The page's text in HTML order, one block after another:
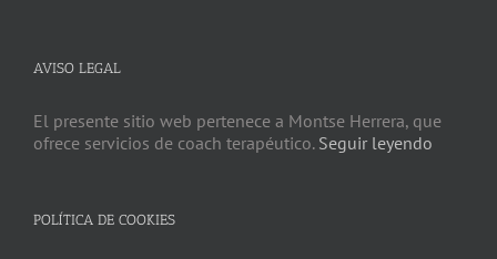
AVISO LEGAL
El presente sitio web pertenece a Montse Herrera, que
ofrece servicios de coach terapéutico. Seguir leyendo
POLÍTICA DE COOKIES